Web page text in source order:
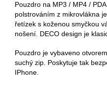
Pouzdro na MP3 / MP4 /
polstrováním z mikrovlákna
řetízek s koženou smyčkou
nošení. DECO design je
Pouzdro je vybaveno
suchý zip. Poskytuje tak
IPhone.